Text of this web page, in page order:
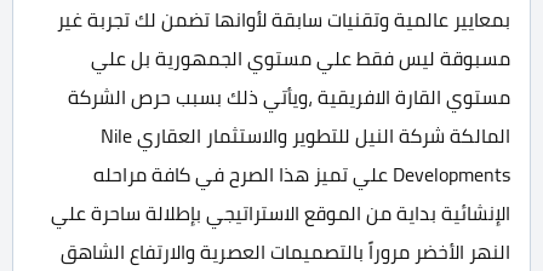
بمعايير عالمية وتقنيات سابقة لأوانها تضمن لك تجربة غير
مسبوقة ليس فقط علي مستوي الجمهورية بل علي
مستوي القارة الافريقية ،ويأتي ذلك بسبب حرص الشركة
المالكة شركة النيل للتطوير والاستثمار العقاري Nile
Developments علي تميز هذا الصرح في كافة مراحله
الإنشائية بداية من الموقع الاستراتيجي بإطلالة ساحرة علي
النهر الأخضر مروراً بالتصميمات العصرية والارتفاع الشاهق